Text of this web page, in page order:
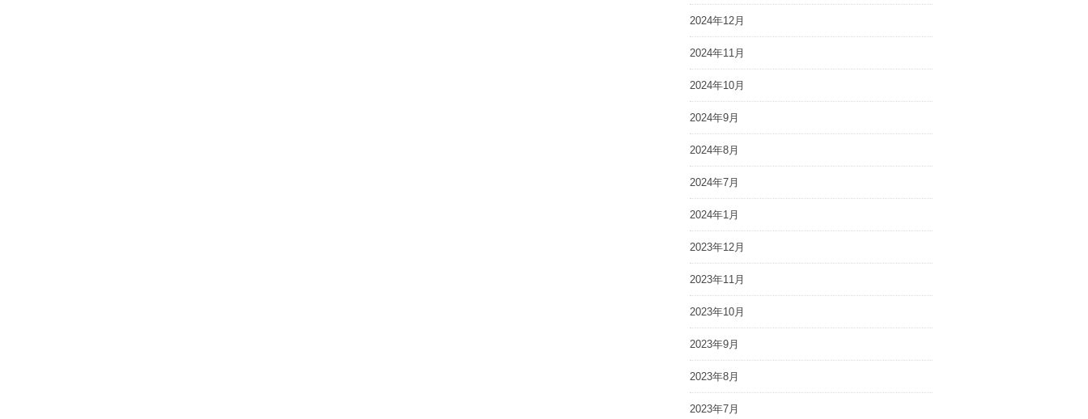
2024年12月
2024年11月
2024年10月
2024年9月
2024年8月
2024年7月
2024年1月
2023年12月
2023年11月
2023年10月
2023年9月
2023年8月
2023年7月